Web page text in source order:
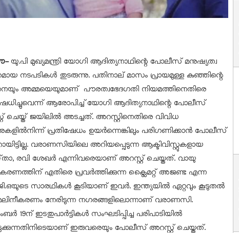
യു.പി മുഖ്യമന്ത്രി യോഗി ആദിത്യനാഥിന്റെ പോലീസ് മനുഷ്യത്വ
നടപടികൾ തുടരുന്നു. പതിനാല് മാസം പ്രായമുള്ള കുഞ്ഞിന്റെ
അമ്മയെയുമാണ് പൗരത്വഭേദഗതി നിയമത്തിനെതിരെ
ആരോപിച്ച് യോഗി ആദിത്യനാഥിന്റെ പോലീസ്
ചെയ്ത് ജയിലിൽ അടച്ചത്. അറസ്റ്റിനെതിരെ വിവിധ
പ്രതിഷേധം ഉയർന്നെങ്കിലും പരിഗണിക്കാൻ പോലീസ്
വരാണസിയിലെ അറിയപ്പെടുന്ന ആക്ടിവിസ്റ്റുകളായ
രവി ശേഖർ എന്നിവരെയാണ് അറസ്റ്റ് ചെയ്തത്. വായു
എതിരെ പ്രവർത്തിക്കുന്ന ക്ലൈമറ്റ് അജണ്ട എന്ന
സാരഥികൾ കൂടിയാണ് ഇവർ. ഇന്ത്യയിൽ ഏറ്റവും കൂടുതൽ
നേരിടുന്ന നഗരങ്ങളിലൊന്നാണ് വരാണസി.
19ന് ഇടതുപാർട്ടികൾ സംഘടിപ്പിച്ച പരിപാടിയിൽ
ഇരുവരെയും പോലീസ് അറസ്റ്റ് ചെയ്തത്.